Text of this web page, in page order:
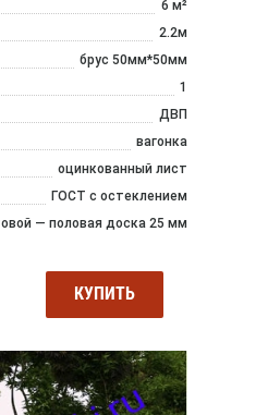
6 м²
2.2м
брус 50мм*50мм
1
ДВП
вагонка
оцинкованный лист
ГОСТ с остеклением
— половая доска 25 мм
КУПИТЬ